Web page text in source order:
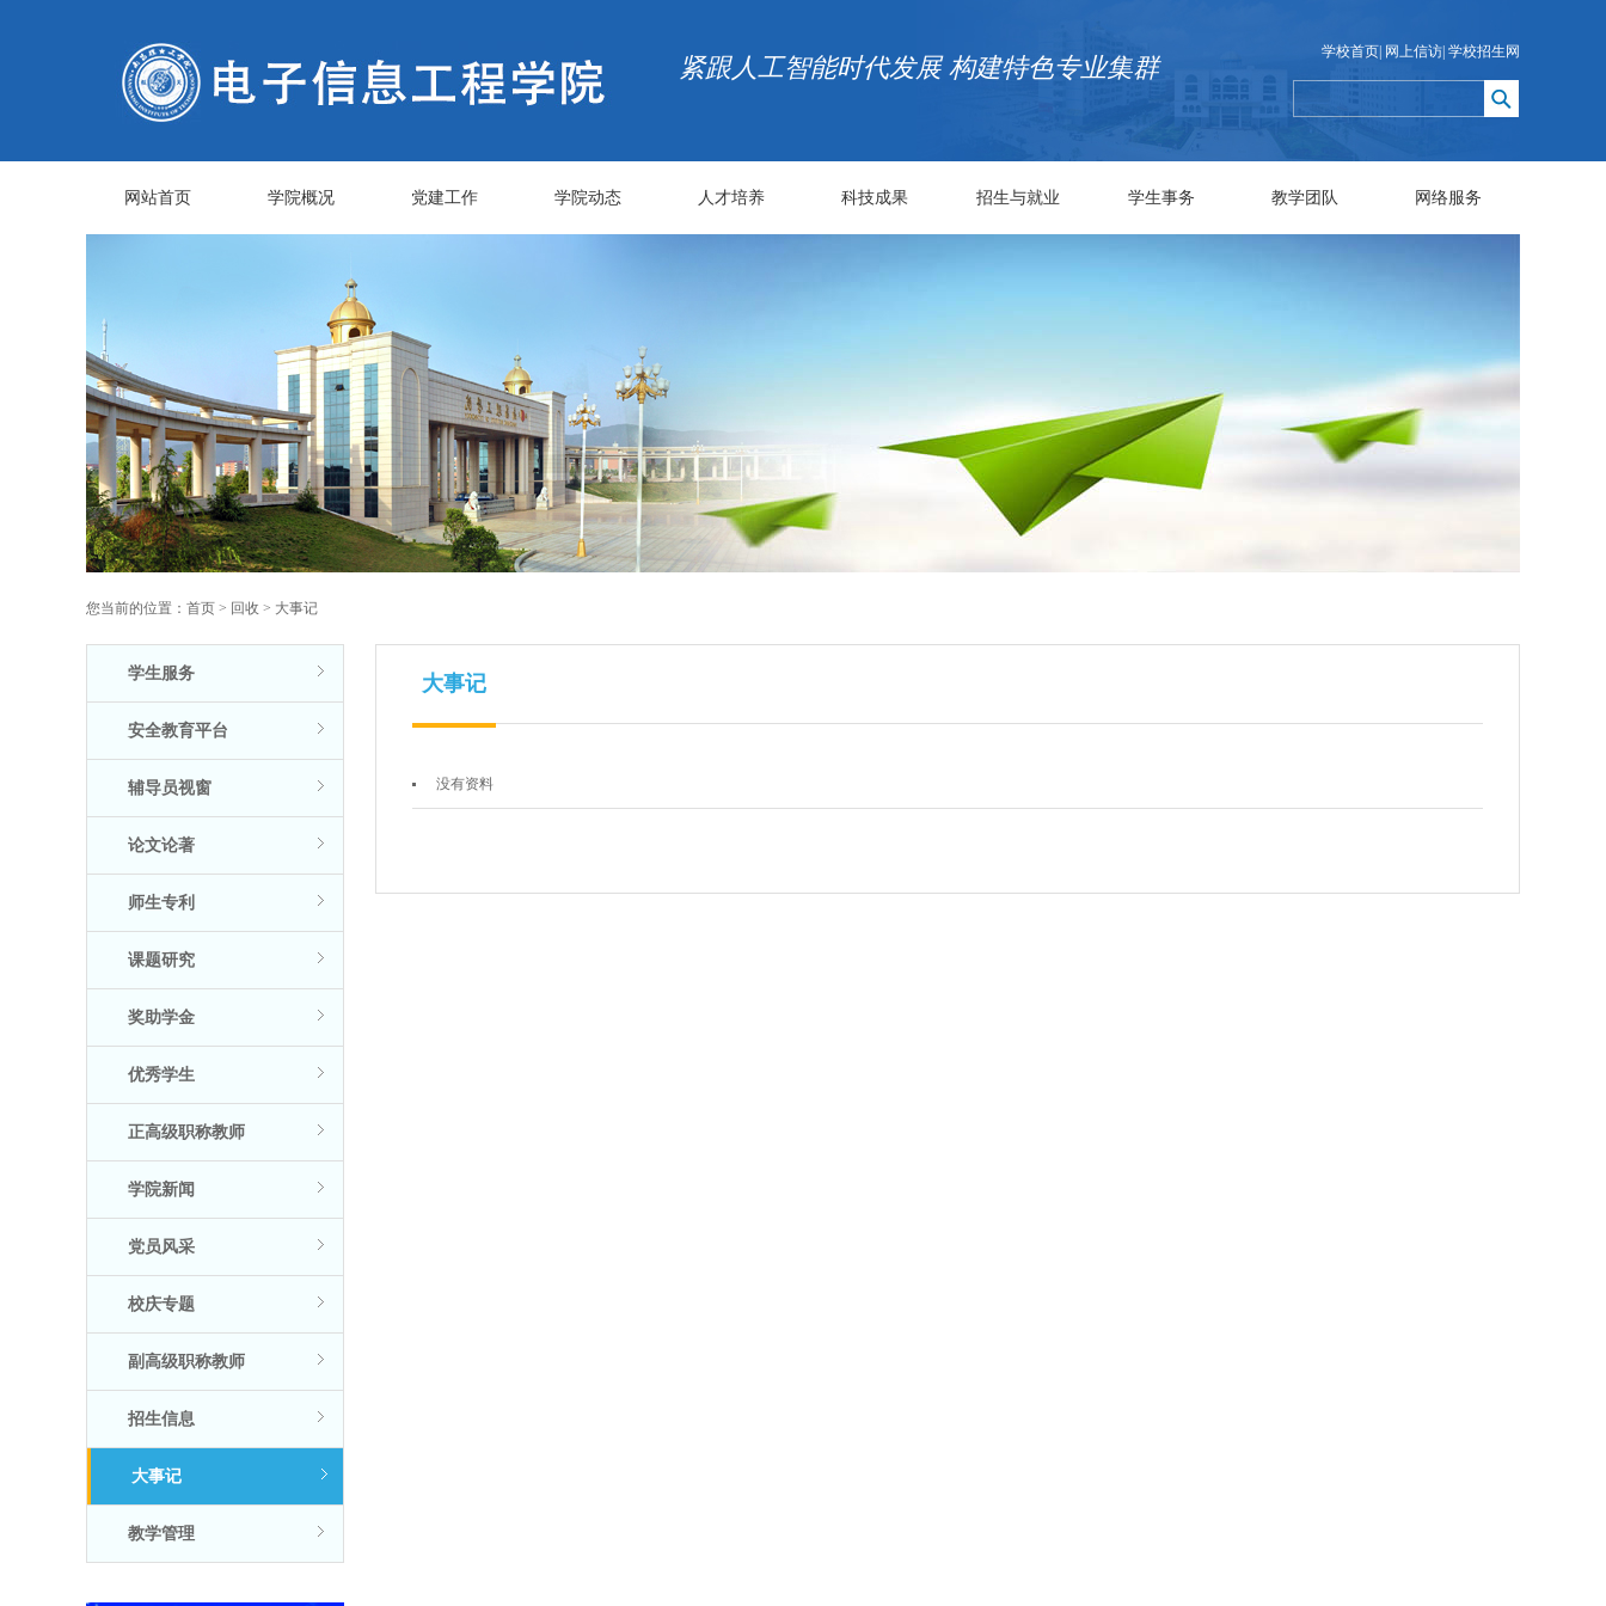
学校首页 网上信访 学校招生网
紧跟人工智能时代发展 构建特色专业集群
网站首页 学院概况 党建工作 学院动态 人才培养 科技成果 招生与就业 学生事务 教学团队 网络服务
您当前的位置： 首页 > 回收 > 大事记
学生服务
安全教育平台
辅导员视窗
论文论著
师生专利
课题研究
奖助学金
优秀学生
正高级职称教师
学院新闻
党员风采
校庆专题
副高级职称教师
招生信息
大事记
教学管理
大事记
没有资料